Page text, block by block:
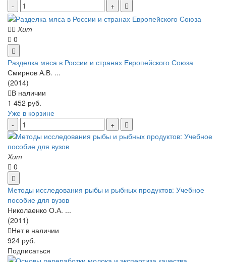
Хит
0
Разделка мяса в России и странах Европейского Союза
Смирнов А.В. ...
(2014)
В наличии
1 452 руб.
Уже в корзине
Хит
0
Методы исследования рыбы и рыбных продуктов: Учебное
пособие для вузов
Николаенко О.А. ...
(2011)
Нет в наличии
924 руб.
Подписаться